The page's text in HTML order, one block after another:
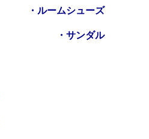
・ルームシューズ
・サンダル